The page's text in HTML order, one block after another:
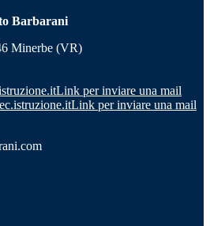
Barbarani
Minerbe (VR)
Link per inviare una mail
Link per inviare una mail